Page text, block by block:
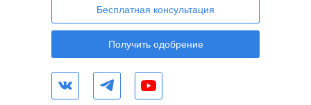
Бесплатная консультация
Получить одобрение